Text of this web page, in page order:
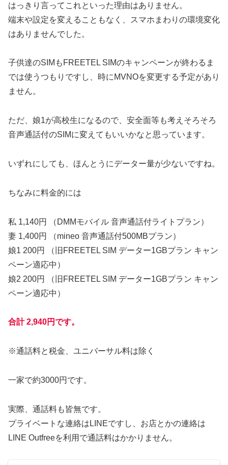
はっきり言ってこれといった理由はありません。
端末や設定を変えることもなく、スマホまわりの環境変化
はありませんでした。
子供達のSIMもFREETEL SIMのキャンペーンが終わるま
では使うつもりですし、時にMVNOを変更する予定があり
ません。
ただ、娘1が高校生になるので、安全面等も考えそろそろ
音声通話付のSIMに変えてもいいかなと思っています。
いずれにしても、ほんとうにデーター量が少ないですね。
ちなみに料金的には
私 1,140円 （DMMモバイル 音声通話付ライトプラン）
妻 1,400円 （mineo 音声通話付500MBプラン）
娘1 200円 （旧FREETEL SIM データー1GBプラン キャン
ペーン適応中）
娘2 200円 （旧FREETEL SIM データー1GBプラン キャン
ペーン適応中）
合計 2,940円です。
※通話料と税金、ユニバーサル料は除く
一家で約3000円です。
実際、通話料も皆無です。
プライベートな連絡はLINEですし、お店とかの連絡は
LINE Outfreeを利用で通話料はかかりません。